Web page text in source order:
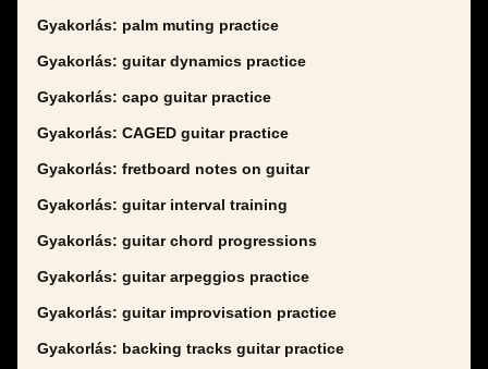
Gyakorlás: palm muting practice
Gyakorlás: guitar dynamics practice
Gyakorlás: capo guitar practice
Gyakorlás: CAGED guitar practice
Gyakorlás: fretboard notes on guitar
Gyakorlás: guitar interval training
Gyakorlás: guitar chord progressions
Gyakorlás: guitar arpeggios practice
Gyakorlás: guitar improvisation practice
Gyakorlás: backing tracks guitar practice